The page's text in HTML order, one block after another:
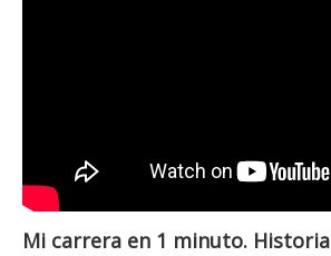
Mi carrera en 1 minuto. Historia